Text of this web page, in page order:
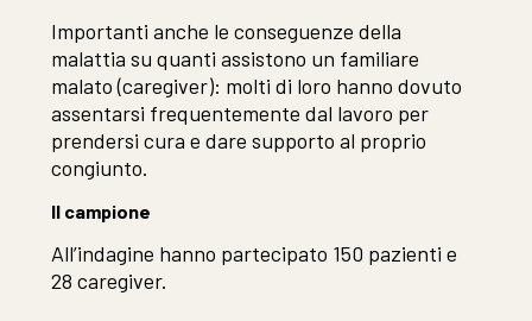
Importanti anche le conseguenze della
malattia su quanti assistono un familiare
malato (caregiver): molti di loro hanno dovuto
assentarsi frequentemente dal lavoro per
prendersi cura e dare supporto al proprio
congiunto.
Il campione
All’indagine hanno partecipato 150 pazienti e
28 caregiver.